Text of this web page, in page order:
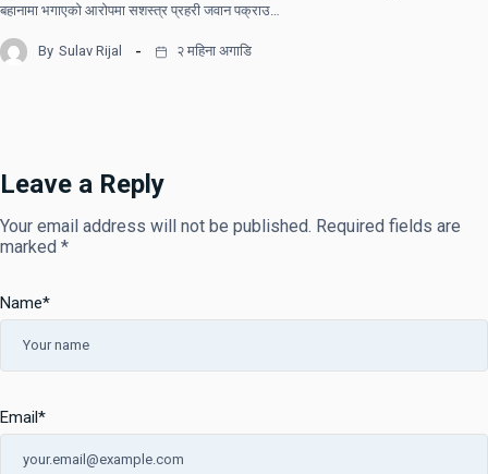
बहानामा भगाएको आरोपमा सशस्त्र प्रहरी जवान पक्राउ…
By Sulav Rijal २ महिना अगाडि
Leave a Reply
Your email address will not be published. Required fields are
marked *
Name*
Email*